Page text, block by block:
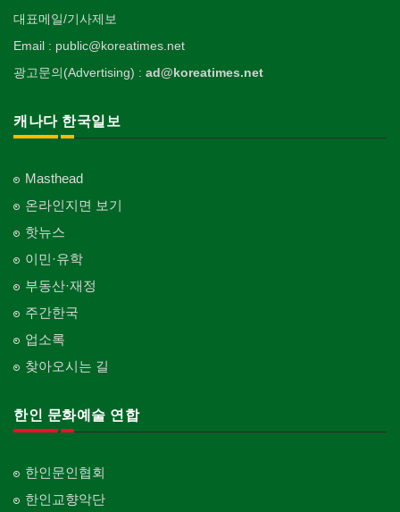
대표메일/기사제보
Email : public@koreatimes.net
광고문의(Advertising) : ad@koreatimes.net
캐나다 한국일보
Masthead
온라인지면 보기
핫뉴스
이민·유학
부동산·재정
주간한국
업소록
찾아오시는 길
한인 문화예술 연합
한인문인협회
한인교향악단